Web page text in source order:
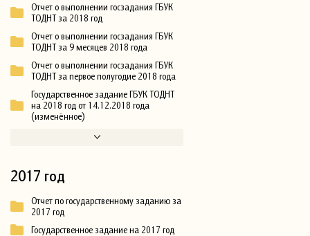
Отчет о выполнении госзадания ГБУК
ТОДНТ за 2018 год
Отчет о выполнении госзадания ГБУК
ТОДНТ за 9 месяцев 2018 года
Отчет о выполнении госзадания ГБУК
ТОДНТ за первое полугодие 2018 года
Государственное задание ГБУК ТОДНТ
на 2018 год от 14.12.2018 года
(изменённое)
2017 год
Отчет по государственному заданию за
2017 год
Государственное задание на 2017 год